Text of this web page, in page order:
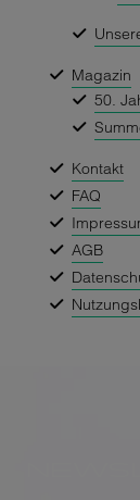
Magazin
50.
Kontakt
FAQ
AGB